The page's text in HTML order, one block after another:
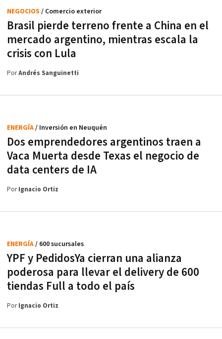
Brasil pierde terreno frente a China en el
mercado argentino, mientras escala la
crisis con Lula
NEGOCIOS / Comercio exterior
PorAndrés Sanguinetti
Dos emprendedores argentinos traen a
Vaca Muerta desde Texas el negocio de
data centers de IA
ENERGÍA/ Inversión en Neuquén
PorIgnacio Ortiz
YPF y PedidosYa cierran una alianza
poderosa para llevar el delivery de 600
tiendas Full a todo el país
ENERGÍA/ 600 sucursales
PorIgnacio Ortiz